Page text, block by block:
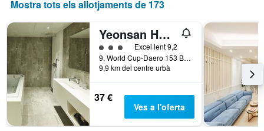
Mostra tots els allotjaments de 173
Yeonsan Hound Hotel
Categoria 3Excel·lent 9,2
9, World Cup-Daero 153 Beon-Gil, Busan, Corea del Sud
9,9 km del centre urbà
37 €
Ves a l'oferta